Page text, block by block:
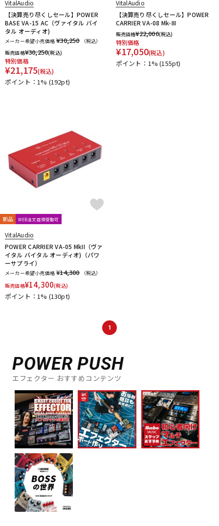
エフェクター
DJ機器 DTM
DTM オンライン納品
中古
VitalAudio
【決算売り尽くしセール】POWER
BASE VA-15 AC（ヴァイタル バイ
タル オーディオ)
メーカー希望小売価格 ¥30,250
（税込）
販売価格¥30,250(税込)
特別価格
¥21,175(税込)
ポイント：1% (192pt)
VitalAudio
【決算売り尽くしセール】POWER
CARRIER VA-08 Mk-III
販売価格¥22,000(税込)
特別価格
¥17,050(税込)
ポイント：1%(155pt)
新品 WEB注文店頭受取可
VitalAudio
POWER CARRIER VA-05 MkII（ヴァ
イタル バイタル オーディオ)（パワ
ーサプライ）
メーカー希望小売価格 ¥14,300
（税込）
販売価格¥14,300(税込)
ポイント：1% (130pt)
1
POWER PUSH
エフェクター おすすめコンテンツ